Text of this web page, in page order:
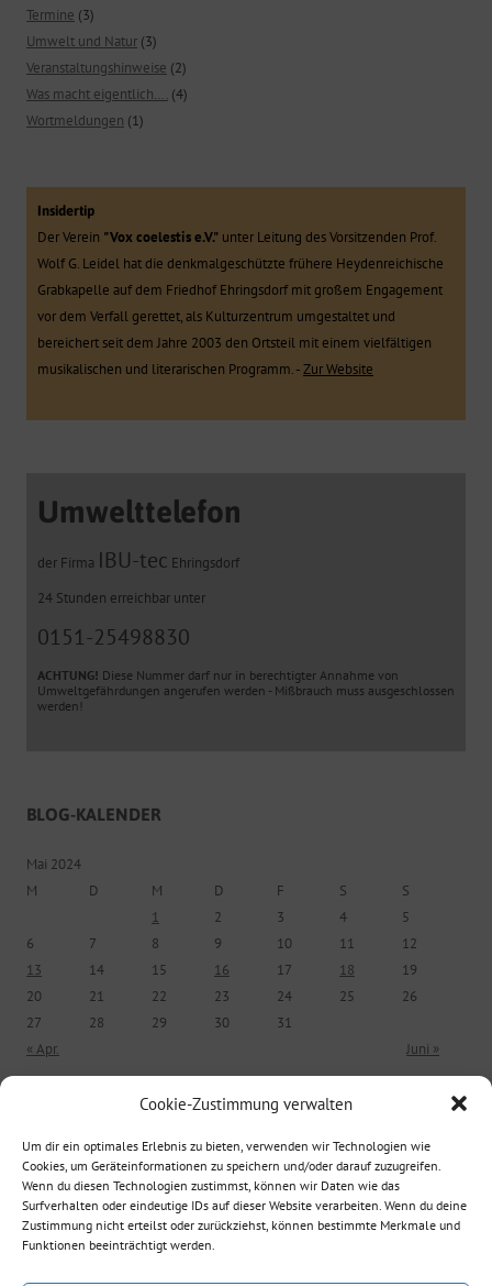
Cookie-Zustimmung verwalten
Um dir ein optimales Erlebnis zu bieten, verwenden wir Technologien wie
Cookies, um Geräteinformationen zu speichern und/oder darauf zuzugreifen.
Wenn du diesen Technologien zustimmst, können wir Daten wie das
Surfverhalten oder eindeutige IDs auf dieser Website verarbeiten. Wenn du deine
Zustimmung nicht erteilst oder zurückziehst, können bestimmte Merkmale und
Funktionen beeinträchtigt werden.
Termine (3)
Umwelt und Natur (3)
Veranstaltungshinweise (2)
Was macht eigentlich…. (4)
Wortmeldungen (1)
Insidertip
Der Verein "Vox coelestis e.V." unter Leitung des Vorsitzenden Prof.
Wolf G. Leidel hat die denkmalgeschützte frühere Heydenreichische
Grabkapelle auf dem Friedhof Ehringsdorf mit großem Engagement
vor dem Verfall gerettet, als Kulturzentrum umgestaltet und
bereichert seit dem Jahre 2003 den Ortsteil mit einem vielfältigen
musikalischen und literarischen Programm. -Zur Website
Umwelttelefon
der Firma IBU-tec Ehringsdorf
24 Stunden erreichbar unter
0151-25498830
ACHTUNG! Diese Nummer darf nur in berechtigter Annahme von
Umweltgefährdungen angerufen werden - Mißbrauch muss ausgeschlossen
werden!
BLOG-KALENDER
Mai 2024
M
D M D F S
S
1
2 3 4
5
6
7 8 9 10 11
12
13
14 15 16 17 18
19
20
21 22 23 24 25
26
27
28 29 30
31
« Apr.
Juni »
Ältere Beiträge